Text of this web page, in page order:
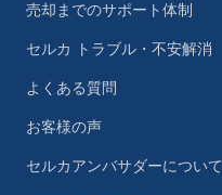
売却までのサポート体制
セルカ トラブル・不安解消
よくある質問
お客様の声
セルカアンバサダーについて